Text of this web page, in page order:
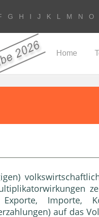
G H I J K L M N O
Home
Importe,
) auf das